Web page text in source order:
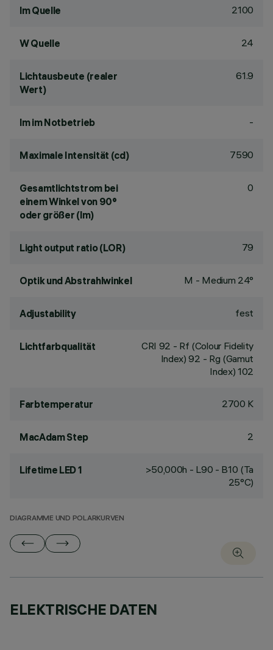
lm Quelle 2100
W Quelle 24
Lichtausbeute (realer
Wert)
61.9
lm im Notbetrieb -
Maximale Intensität (cd) 7590
Gesamtlichtstrom bei
einem Winkel von 90°
oder größer (lm)
0
Light output ratio (LOR) 79
Optik und Abstrahlwinkel M - Medium 24°
Adjustability fest
Lichtfarbqualität CRI 92 - Rf (Colour Fidelity
Index) 92 - Rg (Gamut
Index) 102
Farbtemperatur 2700 K
MacAdam Step 2
Lifetime LED 1
>50,000h - L90 - B10 (Ta
25°C)
DIAGRAMME UND POLARKURVEN
ELEKTRISCHE DATEN